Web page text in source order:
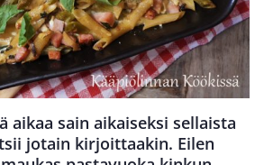
aikaa sain aikaiseksi sellaista
jotain kirjoittaakin. Eilen